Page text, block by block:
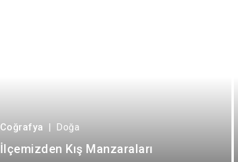
Coğrafya | Doğa
İlçemizden Kış Manzaraları